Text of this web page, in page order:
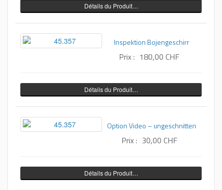
Détails du Produit…
Inspektion Bojengeschirr
Prix : 180,00 CHF
Détails du Produit…
Option Video – ungeschnitten
Prix : 30,00 CHF
Détails du Produit…